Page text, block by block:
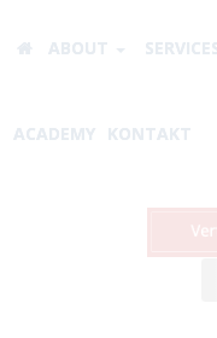
ABOUT
ACADEMY KONTAKT